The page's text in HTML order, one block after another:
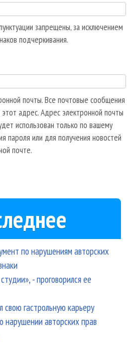
запрещены, за исключением
подчеркивания.
почты. Все почтовые сообщения
этот адрес. Адрес электронной почты
использован только по вашему
пароля или для получения новостей
почте.
по нарушениям авторских
- проговорился ее
свою гастрольную карьеру
нарушении авторских прав